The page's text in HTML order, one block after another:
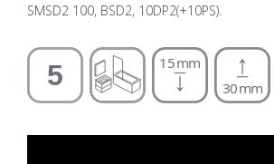
SMSD2 100, BSD2, 10DP2(+10PS).